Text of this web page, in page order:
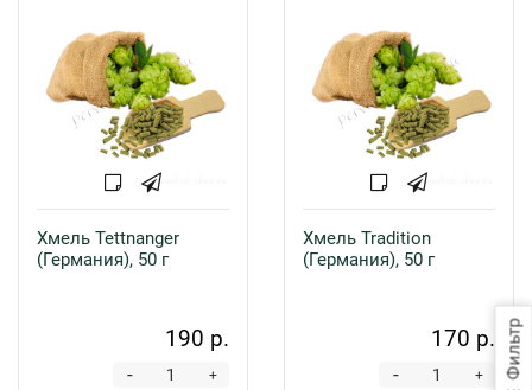
Фильтр
Хмель Tettnanger
(Германия), 50 г
190 р.
+
-
Хмель Tradition
(Германия), 50 г
170 р.
+
-